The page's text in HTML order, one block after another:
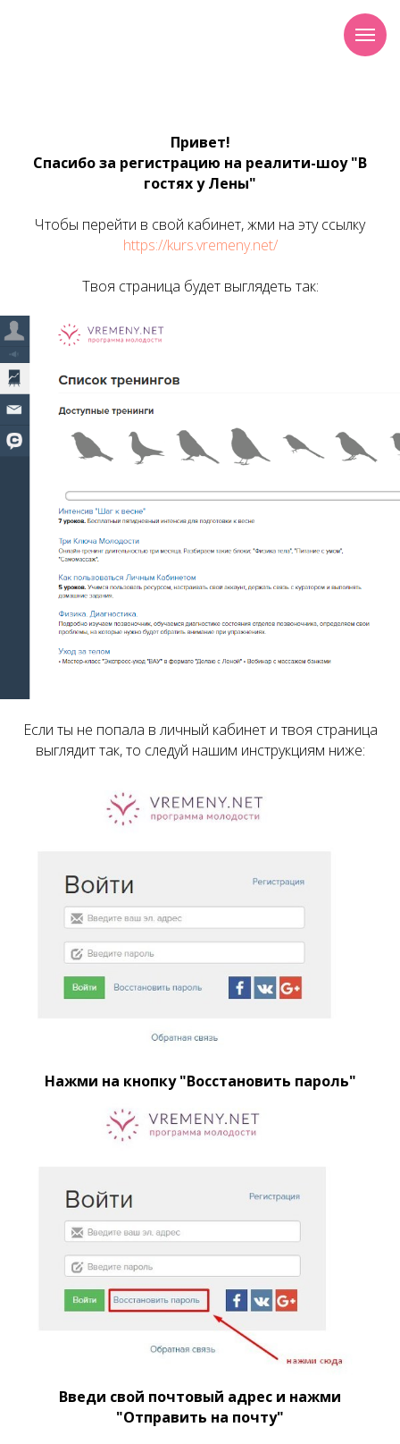
Привет!
Спасибо за регистрацию на реалити-шоу "В
гостях у Лены"
Чтобы перейти в свой кабинет, жми на эту ссылку
https://kurs.vremeny.net/
Твоя страница будет выглядеть так:
Если ты не попала в личный кабинет и твоя страница
выглядит так, то следуй нашим инструкциям ниже:
Нажми на кнопку "Восстановить пароль"
Введи свой почтовый адрес и нажми
"Отправить на почту"